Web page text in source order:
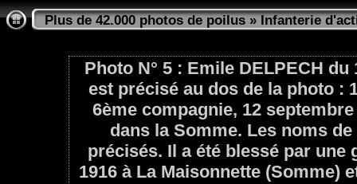
Plus de 42.000 photos de poilus»Infanterie
Photo N° 5 : Emile DELPECH
est précisé au dos de la photo :
6ème compagnie, 12
dans la Somme. Les noms
précisés. Il a été blessé par une
1916 à La Maisonnette (Somme)